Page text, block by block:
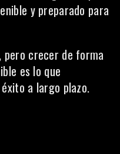
y preparado para
crecer de forma
es lo que
a largo plazo.